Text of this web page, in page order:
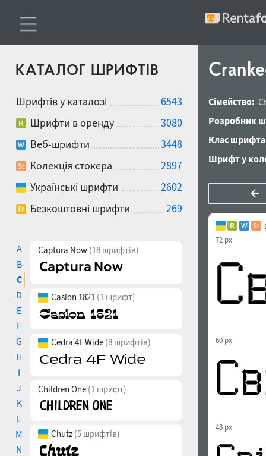
КАТАЛОГ ШРИФТІВ
Шрифтів у каталозі
6543
Шрифти в оренду
3080
Веб-шрифти
3448
Колекція стокера
2897
Українські шрифти
2602
Безкоштовні шрифти
269
A
B
C
D
E
F
G
H
I
J
K
L
M
N
Captura Now (18 шрифтів)
Caslon 1821 (1 шрифт)
Cedra 4F Wide (8 шрифтів)
Children One (1 шрифт)
Chutz (5 шрифтів)
Сімейство:
Розробник
Клас
Шрифт у
72 px
60 px
48 px